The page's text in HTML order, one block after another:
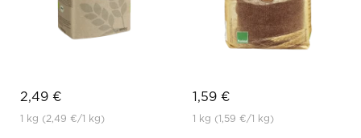
2,49 €
1 kg (2,49 €/1 kg)
1,59 €
1 kg (1,59 €/1 kg)